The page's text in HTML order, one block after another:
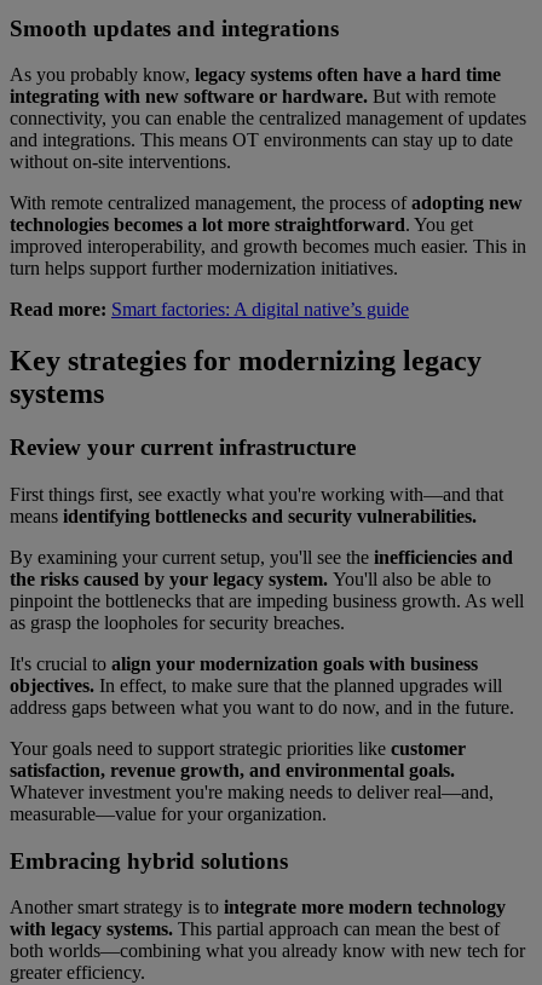
Smooth updates and integrations
As you probably know, legacy systems often have a hard time
integrating with new software or hardware. But with remote
connectivity, you can enable the centralized management of updates
and integrations. This means OT environments can stay up to date
without on-site interventions.
With remote centralized management, the process ofadopting new
technologies becomes a lot more straightforward. You get
improved interoperability, and growth becomes much easier. This in
turn helps support further modernization initiatives.
Read more: Smart factories: A digital native’s guide
Key strategies for modernizing legacy
systems
Review your current infrastructure
First things first, see exactly what you're working with—and that
means identifying bottlenecks and security vulnerabilities.
By examining your current setup, you'll see the inefficiencies and
the risks caused by your legacy system. You'll also be able to
pinpoint the bottlenecks that are impeding business growth. As well
as grasp the loopholes for security breaches.
It's crucial to align your modernization goals with business
objectives. In effect, to make sure that the planned upgrades will
address gaps between what you want to do now, and in the future.
Your goals need to support strategic priorities like customer
satisfaction, revenue growth, and environmental goals.
Whatever investment you're making needs to deliver real—and,
measurable—value for your organization.
Embracing hybrid solutions
Another smart strategy is to integrate more modern technology
with legacy systems. This partial approach can mean the best of
both worlds—combining what you already know with new tech for
greater efficiency.